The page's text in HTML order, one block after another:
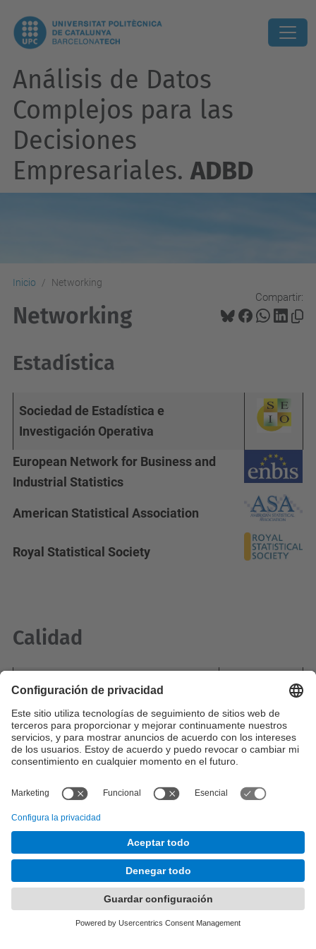
Análisis de Datos
Complejos para las
Decisiones
Empresariales. ADBD
Inicio Networking
Compartir:
Networking
Estadística
Sociedad de Estadística e
Investigación Operativa
European Network for Business and
Industrial Statistics
American Statistical Association
Royal Statistical Society
Calidad
European Foundation for Quality
American Society for Quality
© UPCAnálisis de Datos Complejos para las Decisiones
Desarrollado con